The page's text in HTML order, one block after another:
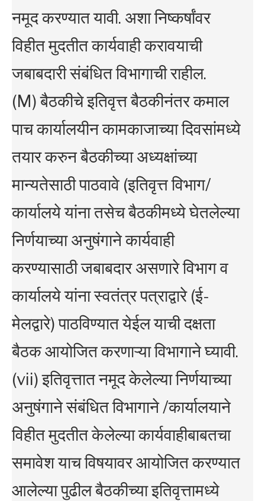
नमूद करण्यात यावी. अशा निष्कर्षांवर
विहीत मुदतीत कार्यवाही करावयाची
जबाबदारी संबंधित विभागाची राहील.
(M) बैठकीचे इतिवृत्त बैठकीनंतर कमाल
पाच कार्यालयीन कामकाजाच्या दिवसांमध्ये
तयार करुन बैठकीच्या अध्यक्षांच्या
मान्यतेसाठी पाठवावे (इतिवृत्त विभाग/
कार्यालये यांना तसेच बैठकीमध्ये घेतलेल्या
निर्णयाच्या अनुषंगाने कार्यवाही
करण्यासाठी जबाबदार असणारे विभाग व
कार्यालये यांना स्वतंत्र पत्राद्वारे (ई-
मेलद्वारे) पाठविण्यात येईल याची दक्षता
बैठक आयोजित करणाऱ्या विभागाने घ्यावी.
(vii) इतिवृत्तात नमूद केलेल्या निर्णयाच्या
अनुषंगाने संबंधित विभागाने /कार्यालयाने
विहीत मुदतीत केलेल्या कार्यवाहीबाबतचा
समावेश याच विषयावर आयोजित करण्यात
आलेल्या पुढील बैठकीच्या इतिवृत्तामध्ये